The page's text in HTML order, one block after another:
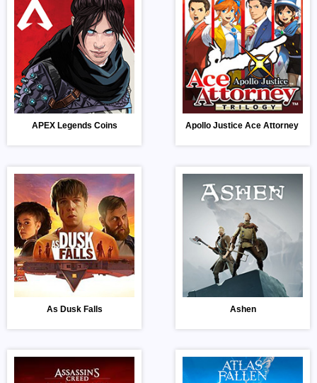
APEX Legends Coins Apollo Justice Ace Attorney
As Dusk Falls Ashen